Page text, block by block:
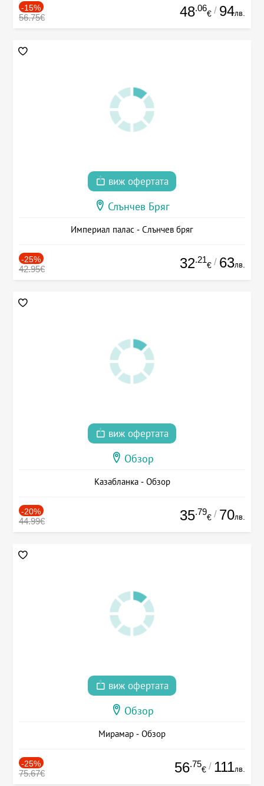
-15%
56.75€ 48.06
€ / 94лв.
виж офертата
Слънчев Бряг
Империал палас - Слънчев бряг
-25%
42.95€ 32.21
€ / 63лв.
виж офертата
Обзор
Казабланка - Обзор
-20%
44.99€ 35.79
€ / 70лв.
виж офертата
Обзор
Мирамар - Обзор
-25%
75.67€ 56.75
€ / 111лв.